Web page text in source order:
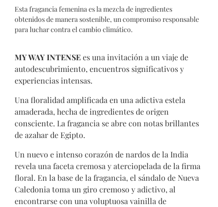
Esta fragancia femenina es la mezcla de ingredientes
obtenidos de manera sostenible, un compromiso responsable
para luchar contra el cambio climático.
MY WAY INTENSEes una invitación a un viaje de
autodescubrimiento, encuentros significativos y
experiencias intensas.
Una floralidad amplificada en una adictiva estela
amaderada, hecha de ingredientes de origen
consciente. La fragancia se abre con notas brillantes
de azahar de Egipto.
Un nuevo e intenso corazón de nardos de la India
revela una faceta cremosa y aterciopelada de la firma
floral. En la base de la fragancia, el sándalo de Nueva
Caledonia toma un giro cremoso y adictivo, al
encontrarse con una voluptuosa vainilla de